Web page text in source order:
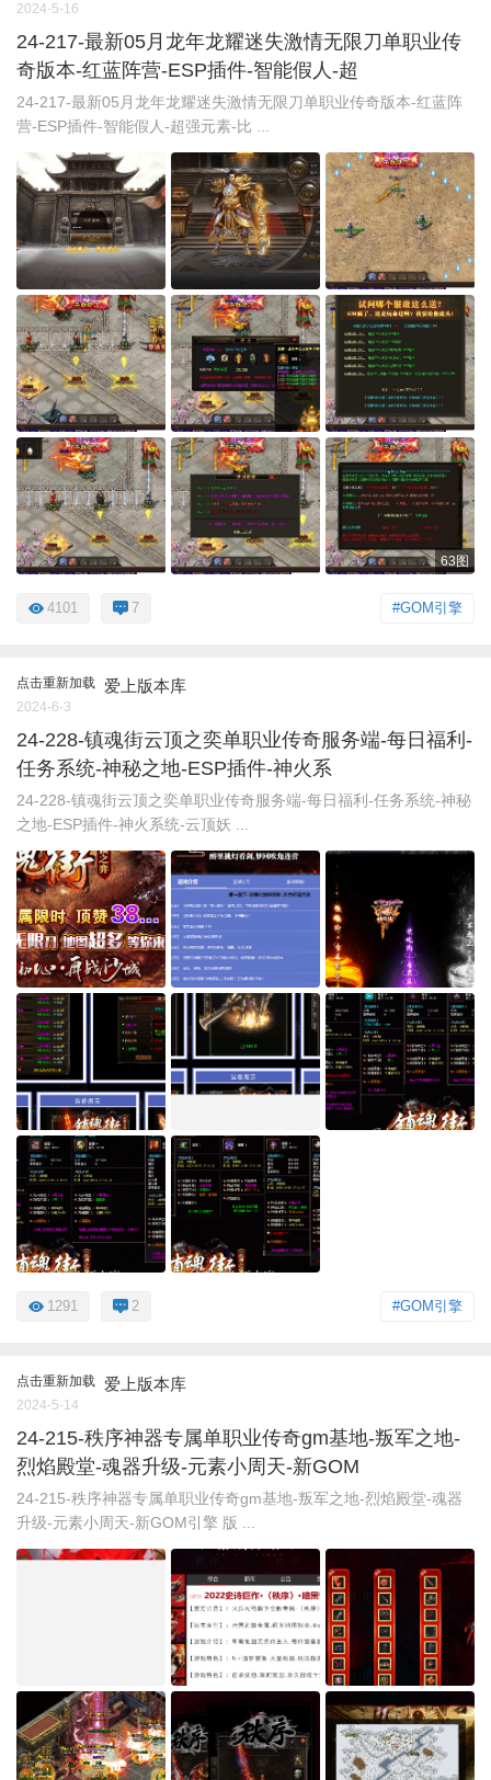
2024-5-16
24-217-最新05月龙年龙耀迷失激情无限刀单职业传
奇版本-红蓝阵营-ESP插件-智能假人-超
24-217-最新05月龙年龙耀迷失激情无限刀单职业传奇版本-红蓝阵
营-ESP插件-智能假人-超强元素-比 ...
63图
#GOM引擎
4101 7
点击重新加载 爱上版本库
2024-6-3
24-228-镇魂街云顶之奕单职业传奇服务端-每日福利-
任务系统-神秘之地-ESP插件-神火系
24-228-镇魂街云顶之奕单职业传奇服务端-每日福利-任务系统-神秘
之地-ESP插件-神火系统-云顶妖 ...
#GOM引擎
1291 2
点击重新加载 爱上版本库
2024-5-14
24-215-秩序神器专属单职业传奇gm基地-叛军之地-
烈焰殿堂-魂器升级-元素小周天-新GOM
24-215-秩序神器专属单职业传奇gm基地-叛军之地-烈焰殿堂-魂器
升级-元素小周天-新GOM引擎 版 ...